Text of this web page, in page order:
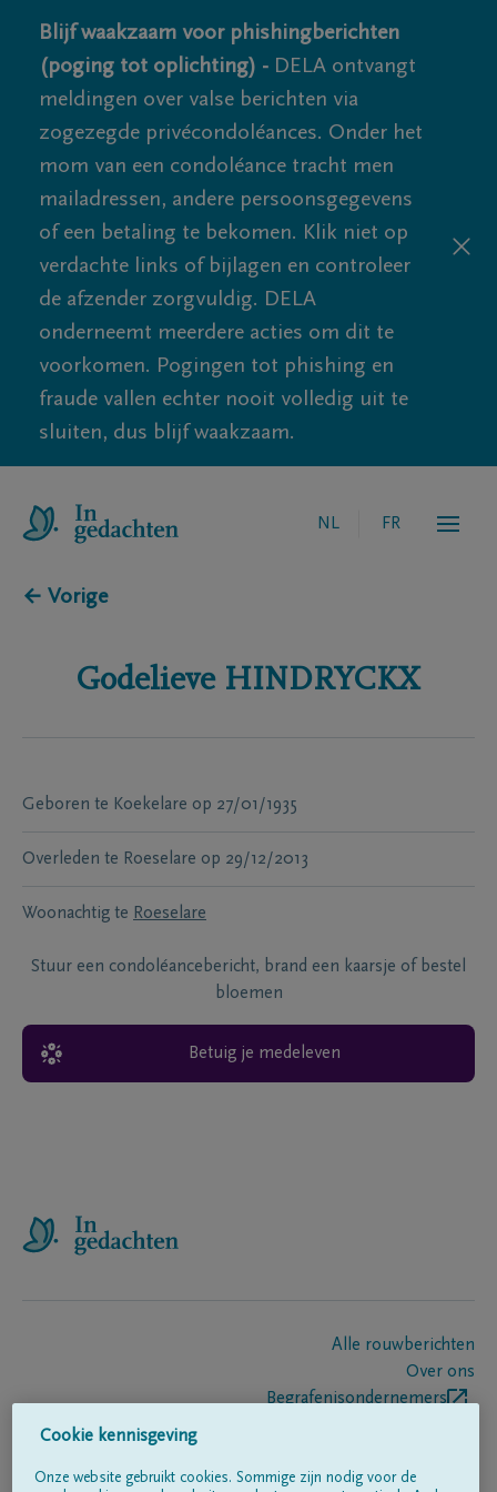
Blijf waakzaam voor phishingberichten
(poging tot oplichting) - DELA ontvangt
meldingen over valse berichten via
zogezegde privécondoléances. Onder het
mom van een condoléance tracht men
mailadressen, andere persoonsgegevens
of een betaling te bekomen. Klik niet op
verdachte links of bijlagen en controleer
de afzender zorgvuldig. DELA
onderneemt meerdere acties om dit te
voorkomen. Pogingen tot phishing en
fraude vallen echter nooit volledig uit te
sluiten, dus blijf waakzaam.
NL FR
← Vorige
Godelieve HINDRYCKX
Geboren te Koekelare op 27/01/1935
Overleden te Roeselare op 29/12/2013
Woonachtig te Roeselare
Stuur een condoléancebericht, brand een kaarsje of bestel
bloemen
Betuig je medeleven
Alle rouwberichten
Over ons
Begrafenisondernemers
Cookie kennisgeving
Onze website gebruikt cookies. Sommige zijn nodig voor de